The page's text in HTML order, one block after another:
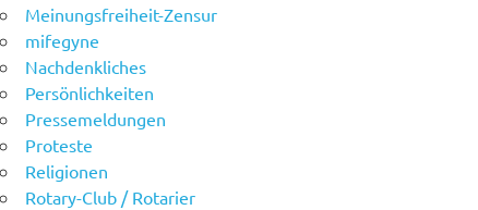
Meinungsfreiheit-Zensur
mifegyne
Nachdenkliches
Persönlichkeiten
Pressemeldungen
Proteste
Religionen
Rotary-Club / Rotarier